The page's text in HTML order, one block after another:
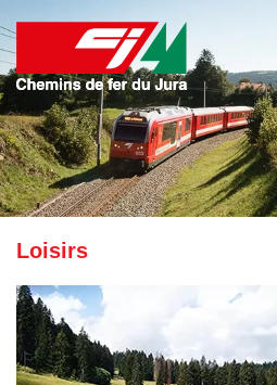
Loisirs